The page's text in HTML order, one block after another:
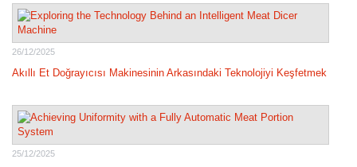
26/12/2025
Akıllı Et Doğrayıcısı Makinesinin Arkasındaki Teknolojiyi Keşfetmek
25/12/2025